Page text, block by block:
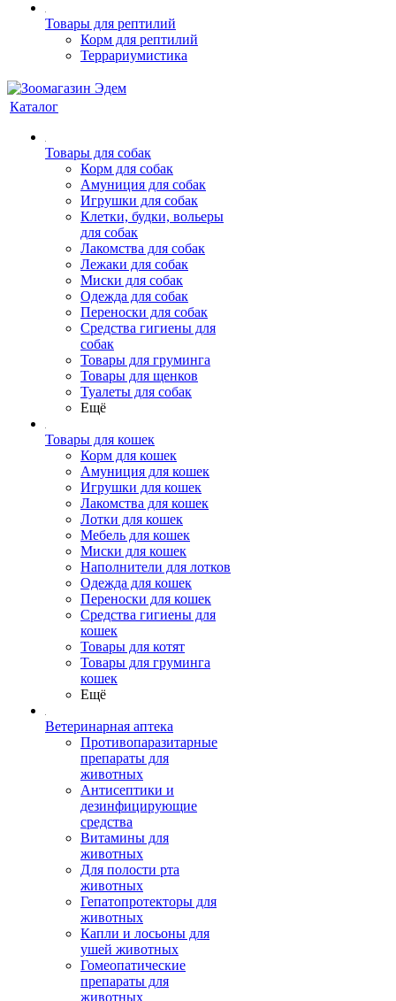
Товары для рептилий
Корм для рептилий
Террариумистика
Каталог
Товары для собак
Корм для собак
Амуниция для собак
Игрушки для собак
Клетки, будки, вольеры
для собак
Лакомства для собак
Лежаки для собак
Миски для собак
Одежда для собак
Переноски для собак
Средства гигиены для
собак
Товары для груминга
Товары для щенков
Туалеты для собак
Ещё
Товары для кошек
Корм для кошек
Амуниция для кошек
Игрушки для кошек
Лакомства для кошек
Лотки для кошек
Мебель для кошек
Миски для кошек
Наполнители для лотков
Одежда для кошек
Переноски для кошек
Средства гигиены для
кошек
Товары для котят
Товары для груминга
кошек
Ещё
Ветеринарная аптека
Противопаразитарные
препараты для
животных
Антисептики и
дезинфицирующие
средства
Витамины для
животных
Для полости рта
животных
Гепатопротекторы для
животных
Капли и лосьоны для
ушей животных
Гомеопатические
препараты для
животных